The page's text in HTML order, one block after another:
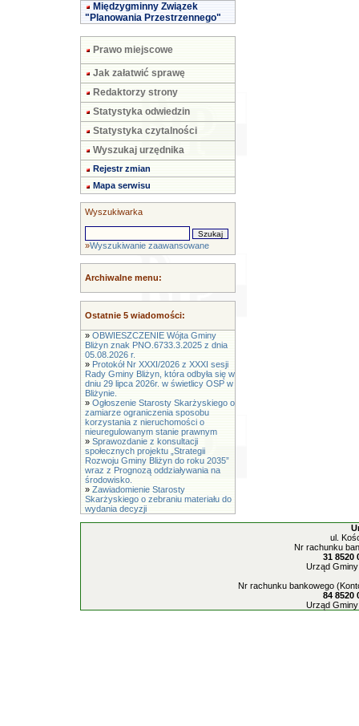
Międzygminny Związek
"Planowania Przestrzennego"
Prawo miejscowe
Jak załatwić sprawę
Redaktorzy strony
Statystyka odwiedzin
Statystyka czytalności
Wyszukaj urzędnika
Rejestr zmian
Mapa serwisu
Wyszukiwarka
»Wyszukiwanie zaawansowane
Archiwalne menu:
Ostatnie 5 wiadomości:
» OBWIESZCZENIE Wójta Gminy
Bliżyn znak PNO.6733.3.2025 z dnia
05.08.2026 r.
» Protokół Nr XXXI/2026 z XXXI sesji
Rady Gminy Bliżyn, która odbyła się w
dniu 29 lipca 2026r. w świetlicy OSP w
Bliżynie.
» Ogłoszenie Starosty Skarżyskiego o
zamiarze ograniczenia sposobu
korzystania z nieruchomości o
nieuregulowanym stanie prawnym
» Sprawozdanie z konsultacji
społecznych projektu „Strategii
Rozwoju Gminy Bliżyn do roku 2035”
wraz z Prognozą oddziaływania na
środowisko.
» Zawiadomienie Starosty
Skarżyskiego o zebraniu materiału do
wydania decyzji
ul.
Nr rachunku
31 8520
Urząd
Nr rachunku bankowego
84 8520
Urząd